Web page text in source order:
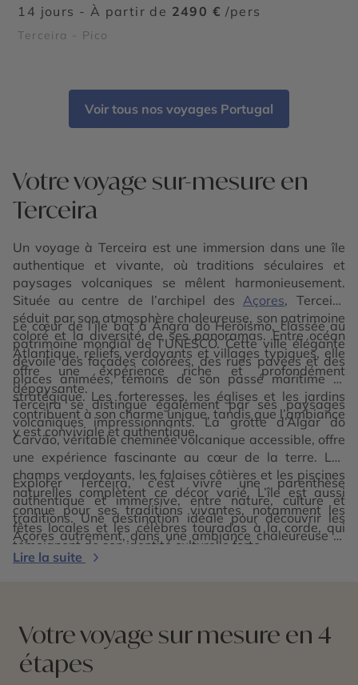
14 jours - À partir de 2490 € /pers
Terceira - Pico
Voir tous nos voyages Portugal
Votre voyage sur-mesure en
Terceira
Un voyage à Terceira est une immersion dans une île
authentique et vivante, où traditions séculaires et
paysages volcaniques se mêlent harmonieusement.
Située au centre de l’archipel des Açores, Terceira
séduit par son atmosphère chaleureuse, son patrimoine
coloré et la diversité de ses panoramas. Entre océan
Atlantique, reliefs verdoyants et villages typiques, elle
offre une expérience riche et profondément
dépaysante.
Le cœur de l’île bat à Angra do Heroísmo, classée au
patrimoine mondial de l’UNESCO. Cette ville élégante
dévoile des façades colorées, des rues pavées et des
places animées, témoins de son passé maritime et
stratégique. Les forteresses, les églises et les jardins
contribuent à son charme unique, tandis que l’ambiance
y est conviviale et authentique.
Terceira se distingue également par ses paysages
volcaniques impressionnants. La grotte d’Algar do
Carvão, véritable cheminée volcanique accessible, offre
une expérience fascinante au cœur de la terre. Les
champs verdoyants, les falaises côtières et les piscines
naturelles complètent ce décor varié. L’île est aussi
connue pour ses traditions vivantes, notamment les
fêtes locales et les célèbres touradas à la corde, qui
témoignent de son identité culturelle forte.
Explorer Terceira, c’est vivre une parenthèse
authentique et immersive, entre nature, culture et
traditions. Une destination idéale pour découvrir les
Açores autrement, dans une ambiance chaleureuse et
préservée.
Lire la suite
Votre voyage sur mesure en 4
étapes